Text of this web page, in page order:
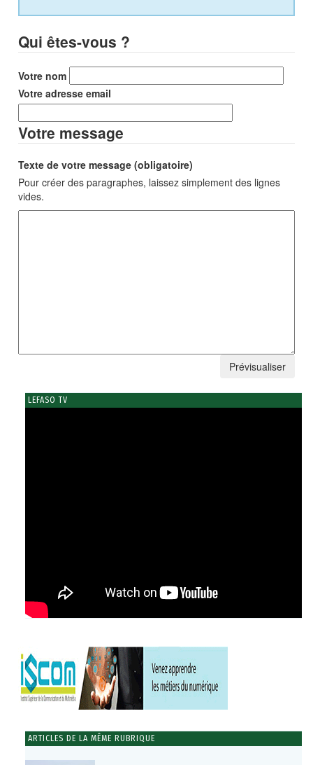
Qui êtes-vous ?
Votre nom
Votre adresse email
Votre message
Texte de votre message (obligatoire)
Pour créer des paragraphes, laissez simplement des lignes
vides.
LEFASO TV
ARTICLES DE LA MÊME RUBRIQUE